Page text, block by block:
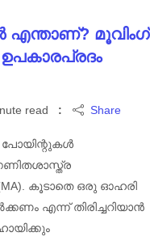
എന്താണ്? മൂവിംഗ്
read Share
പോയിന്റുകൾ
കൂടാതെ ഒരു ഓഹരി
എന്ന് തിരിച്ചറിയാൻ